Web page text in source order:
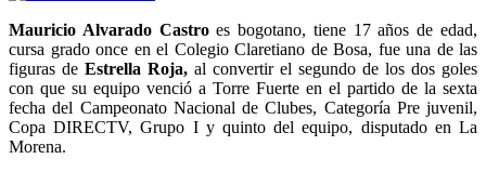
Mauricio Alvarado Castroes bogotano, tiene 17 años de edad,
cursa grado once en el Colegio Claretiano de Bosa, fue una de las
figuras de Estrella Roja, al convertir el segundo de los dos goles
con que su equipo venció a Torre Fuerte en el partido de la sexta
fecha del Campeonato Nacional de Clubes, Categoría Pre juvenil,
Copa DIRECTV, Grupo I y quinto del equipo, disputado en La
Morena.